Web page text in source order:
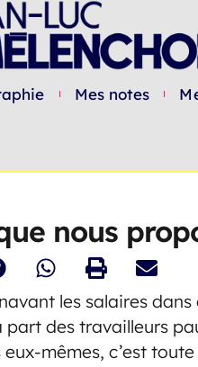
Mes notes
nous
les salaires
des travailleurs
mêmes, c’est